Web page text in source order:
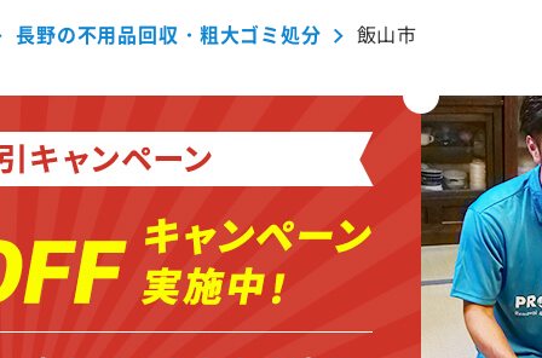
長野の不用品回収・粗大ゴミ処分 飯山市